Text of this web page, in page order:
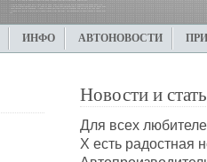
ИНФО АВТОНОВОСТИ
Новости и
Для всех
X есть радостная